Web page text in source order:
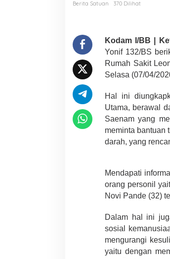
Berita Satuan
370 Dilihat
Kodam I/BB |
Yonif 132/BS
Rumah Sakit
Selasa (07/04/
Hal ini
Utama, berawal
Saenam yang
meminta bantuan
darah, yang
Mendapati
orang personil
Novi Pande (32)
Dalam hal ini
sosial
mengurangi
yaitu dengan